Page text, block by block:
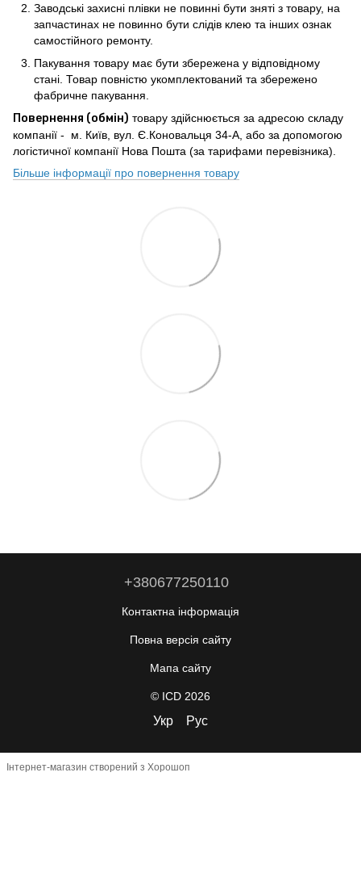
Заводські захисні плівки не повинні бути зняті з товару, на
запчастинах не повинно бути слідів клею та інших ознак
самостійного ремонту.
Пакування товару має бути збережена у відповідному
стані. Товар повністю укомплектований та збережено
фабричне пакування.
Повернення (обмін) товару здійснюється за адресою складу
компанії - м. Київ, вул. Є.Коновальця 34-А, або за допомогою
логістичної компанії Нова Пошта (за тарифами перевізника).
Більше інформації про повернення товару
+380677250110
Контактна інформація
Повна версія сайту
Мапа сайту
© ICD 2026
Укр Рус
Інтернет-магазин створений з Хорошоп